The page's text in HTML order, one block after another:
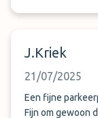
J.Kriek
21/07/2025
Een fijne
Fijn om gewoon